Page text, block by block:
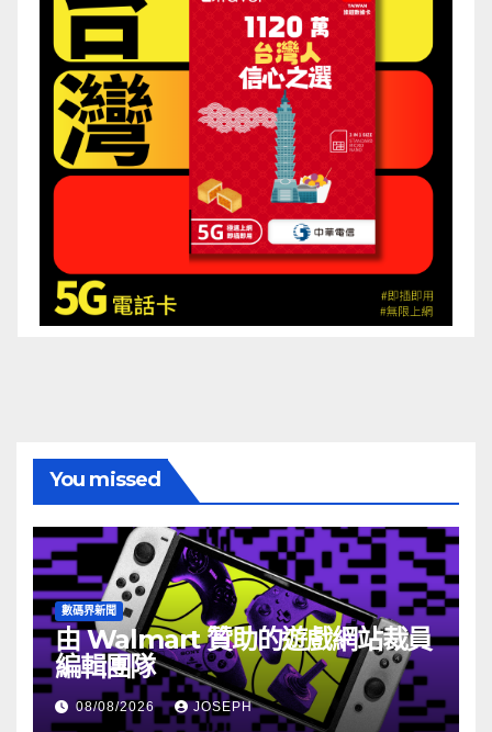
You missed
數碼界新聞
由 Walmart 贊助的遊戲網站裁員
編輯團隊
08/08/2026 JOSEPH